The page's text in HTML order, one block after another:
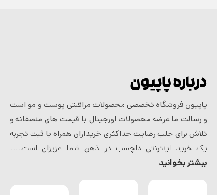
درباره پاپیون
پاپیون فروشگاه تخصصی محصولات مراقبتی پوست و مو است
و رسالت ما عرضه محصولات اورجینال با قیمت های منصفانه و
تلاش برای جلب رضایت حداکثری خریداران همراه با ثبت تجربه
یک خرید اینترنتی دلچسب در ذهن شما عزیزان است....
بیشتر بخوانید